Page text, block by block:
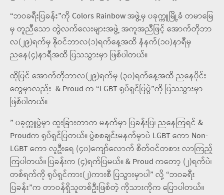
“ဘဝခရီးပြခန်း”ကို Colors Rainbow အဖွဲ့မှ ပခုက္ကူမြို့ခံ တမာမြေ
မှ တူညီသော တွဲလက်လေးများအဖွဲ့ အကူအညီဖြင့် အောက်တိုဘာ
လ(၂၉)ရက်မှ နိုဝင်ဘာလ(၁)ရက်နေ့အထိ နံနက်(၁၀)နာရီမှ
ညနေ(၄)နာရီအထိ ပြသသွားမှာ ဖြစ်ပါတယ်။
ထိုပြင် အောက်တိုဘာလ(၂၉)ရက်မှ (၃၀)ရက်နေ့အထိ ညနေပိုင်း
တွေမှာလည်း & Proud က “LGBT ရုပ်ရှင်ပြပွဲ”ကို ပြသသွားမှာ
ဖြစ်ပါတယ်။
” ပခုက္ကူပွဲမှာ ထူးခြားတာက မနက်မှာ ပြခန်းပြ၊ ညနေကြရင် &
Proudက ရုပ်ရှင်ပြတယ်။ ပွဲစစချင်းမနက်မှာပဲ LGBT ကော Non-
LGBT ကော လူဦးရေ (၄၀)ကျော်လောက် စိတ်ဝင်တစား လာကြည့်
ကြပါတယ်။ ပြခန်းက (၄)ရက်ပြမယ်။ & Proud ကတော့ (၂)ရက်ပဲ၊
တစ်ရက်ကို ရုပ်ရှင်ကား(၂)ကားစီ ပြသွားမှာပါ” လို့ “ဘဝခရီး
ပြခန်း”က တာဝန်ရှိသူတစ်ဦးဖြစ်တဲ့ ကိုသားကိုက ပြောပါတယ်။